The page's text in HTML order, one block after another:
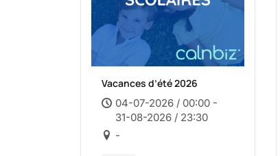
Vacances d’été 2026
04-07-2026 / 00:00 -
31-08-2026 / 23:30
-